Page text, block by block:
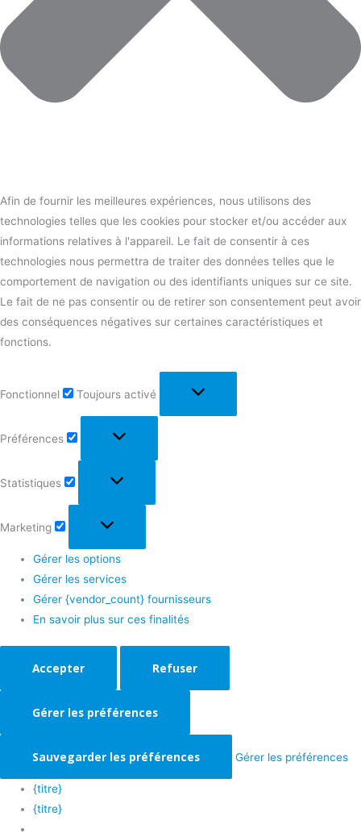
Afin de fournir les meilleures expériences, nous utilisons des
technologies telles que les cookies pour stocker et/ou accéder aux
informations relatives à l'appareil. Le fait de consentir à ces
technologies nous permettra de traiter des données telles que le
comportement de navigation ou des identifiants uniques sur ce site.
Le fait de ne pas consentir ou de retirer son consentement peut avoir
des conséquences négatives sur certaines caractéristiques et
fonctions.
Fonctionnel Toujours activé
Préférences
Statistiques
Marketing
Gérer les options
Gérer les services
Gérer {vendor_count} fournisseurs
En savoir plus sur ces finalités
Accepter Refuser
Gérer les préférences
Sauvegarder les préférences Gérer les préférences
{titre}
{titre}